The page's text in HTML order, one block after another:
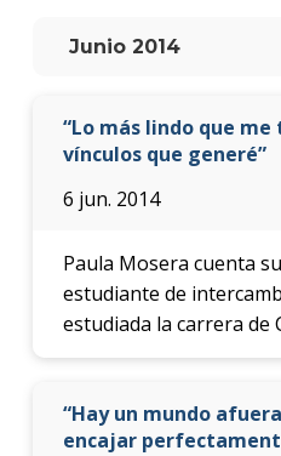
Junio 2014
“Lo más lindo que
vínculos que generé”
6 jun. 2014
Paula Mosera cuenta
estudiante de
estudiada la carrera de
“Hay un mundo
encajar